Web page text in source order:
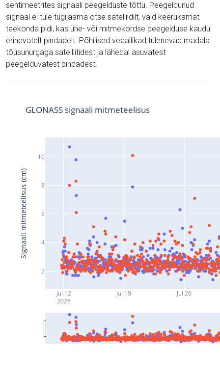
sentimeetrites signaali peegelduste tõttu. Peegeldunud
signaal ei tule tugijaama otse satelliidilt, vaid keerukamat
teekonda pidi, kas ühe- või mitmekordse peegelduse kaudu
erinevatelt pindadelt. Põhilised veaallikad tulenevad madala
tõusunurgaga satelliitidest ja lähedal asuvatest
peegelduvatest pindadest.
Jul 12
2026
Jul 19 Jul 26
2
4
6
8
10
GLONASS signaali mitmeteelisus
Signaali mitmeteelisus (cm)